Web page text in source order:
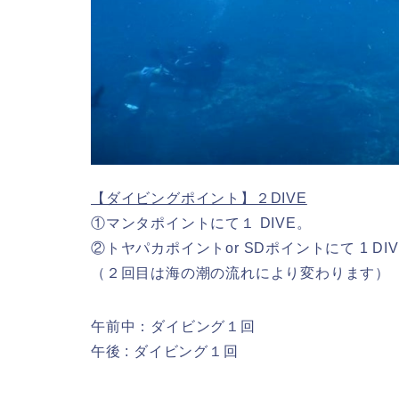
【ダイビングポイント】２DIVE
①マンタポイント にて１ DIVE。
② トヤパカポイントor SDポイントにて 1
（２回目は海の潮の流れにより変わります）
午前中：ダイビング１回
午後 : ダイビング１回